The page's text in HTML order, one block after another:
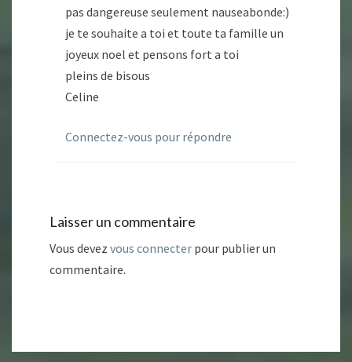
pas dangereuse seulement nauseabonde:)
je te souhaite a toi et toute ta famille un
joyeux noel et pensons fort a toi
pleins de bisous
Celine
Connectez-vous pour répondre
Laisser un commentaire
Vous devez vous connecter pour publier un
commentaire.